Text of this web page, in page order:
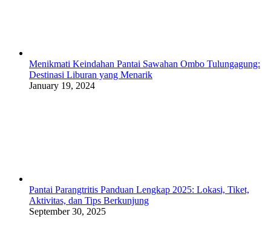
Menikmati Keindahan Pantai Sawahan Ombo Tulungagung:
Destinasi Liburan yang Menarik
January 19, 2024
Pantai Parangtritis Panduan Lengkap 2025: Lokasi, Tiket,
Aktivitas, dan Tips Berkunjung
September 30, 2025